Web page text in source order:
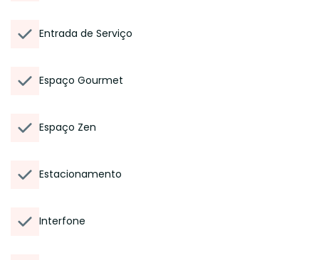
Entrada de Serviço
Espaço Gourmet
Espaço Zen
Estacionamento
Interfone